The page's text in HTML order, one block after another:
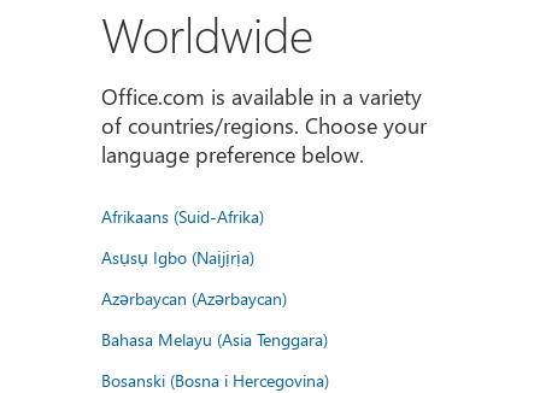
Worldwide
Office.com is available in a variety
of countries/regions. Choose your
language preference below.
Afrikaans (Suid-Afrika)
Asụsụ Igbo (Naịjịrịa)
Azərbaycan (Azərbaycan)
Bahasa Melayu (Asia Tenggara)
Bosanski (Bosna i Hercegovina)